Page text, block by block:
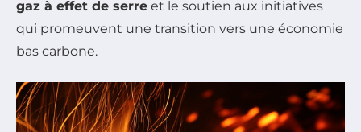
gaz à effet de serre et le soutien aux initiatives
qui promeuvent une transition vers une économie
bas carbone.